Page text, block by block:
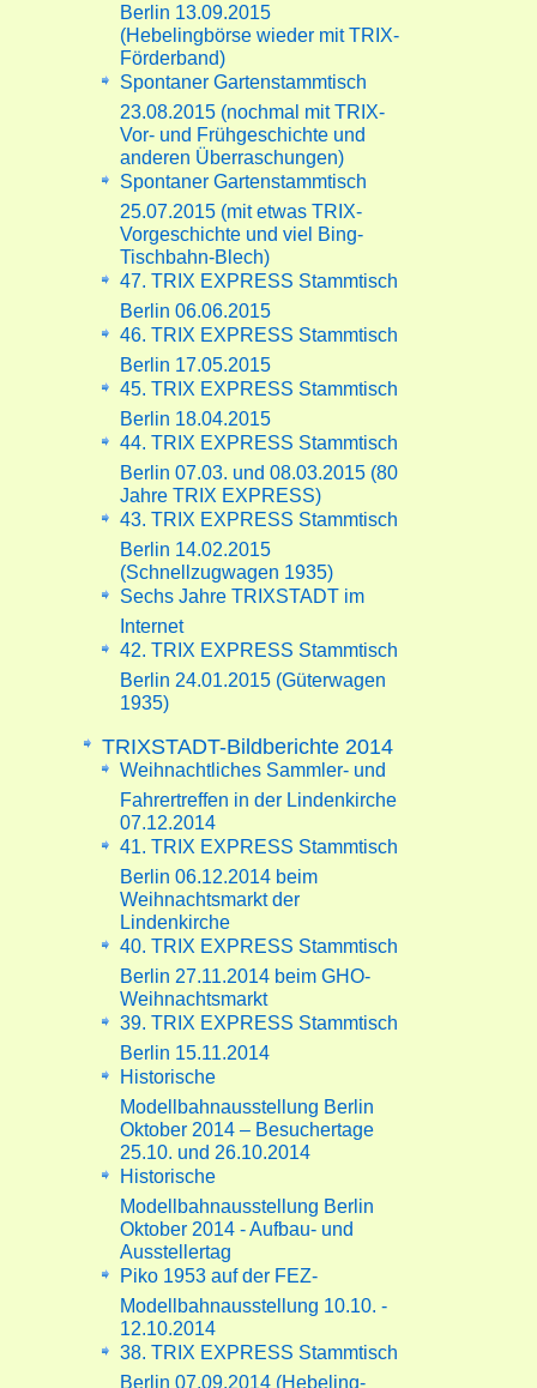
Berlin 13.09.2015
(Hebelingbörse wieder mit TRIX-
Förderband)
Spontaner Gartenstammtisch
23.08.2015 (nochmal mit TRIX-
Vor- und Frühgeschichte und
anderen Überraschungen)
Spontaner Gartenstammtisch
25.07.2015 (mit etwas TRIX-
Vorgeschichte und viel Bing-
Tischbahn-Blech)
47. TRIX EXPRESS Stammtisch
Berlin 06.06.2015
46. TRIX EXPRESS Stammtisch
Berlin 17.05.2015
45. TRIX EXPRESS Stammtisch
Berlin 18.04.2015
44. TRIX EXPRESS Stammtisch
Berlin 07.03. und 08.03.2015 (80
Jahre TRIX EXPRESS)
43. TRIX EXPRESS Stammtisch
Berlin 14.02.2015
(Schnellzugwagen 1935)
Sechs Jahre TRIXSTADT im
Internet
42. TRIX EXPRESS Stammtisch
Berlin 24.01.2015 (Güterwagen
1935)
TRIXSTADT-Bildberichte 2014
Weihnachtliches Sammler- und
Fahrertreffen in der Lindenkirche
07.12.2014
41. TRIX EXPRESS Stammtisch
Berlin 06.12.2014 beim
Weihnachtsmarkt der
Lindenkirche
40. TRIX EXPRESS Stammtisch
Berlin 27.11.2014 beim GHO-
Weihnachtsmarkt
39. TRIX EXPRESS Stammtisch
Berlin 15.11.2014
Historische
Modellbahnausstellung Berlin
Oktober 2014 – Besuchertage
25.10. und 26.10.2014
Historische
Modellbahnausstellung Berlin
Oktober 2014 - Aufbau- und
Ausstellertag
Piko 1953 auf der FEZ-
Modellbahnausstellung 10.10. -
12.10.2014
38. TRIX EXPRESS Stammtisch
Berlin 07.09.2014 (Hebeling-